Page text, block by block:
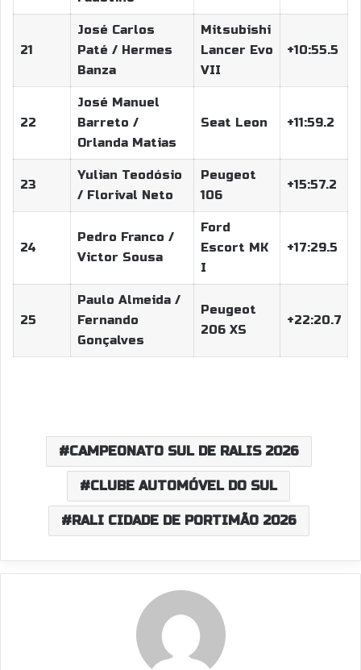
21
José Carlos
Paté / Hermes
Banza
Mitsubishi
Lancer Evo
VII
+10:55.5
22
José Manuel
Barreto /
Orlanda Matias
Seat Leon +11:59.2
23
Yulian Teodósio
/ Florival Neto
Peugeot
106
+15:57.2
24
Pedro Franco /
Victor Sousa
Ford
Escort MK
I
+17:29.5
25
Paulo Almeida /
Fernando
Gonçalves
Peugeot
206 XS
+22:20.7
CAMPEONATO SUL DE RALIS 2026
CLUBE AUTOMÓVEL DO SUL
RALI CIDADE DE PORTIMÃO 2026